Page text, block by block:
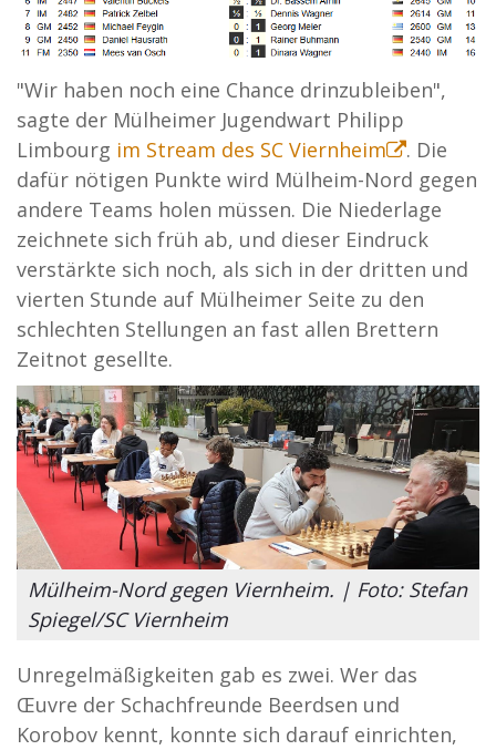
"Wir haben noch eine Chance drinzubleiben",
sagte der Mülheimer Jugendwart Philipp
Limbourg im Stream des SC Viernheim
. Die
dafür nötigen Punkte wird Mülheim-Nord gegen
andere Teams holen müssen. Die Niederlage
zeichnete sich früh ab, und dieser Eindruck
verstärkte sich noch, als sich in der dritten und
vierten Stunde auf Mülheimer Seite zu den
schlechten Stellungen an fast allen Brettern
Zeitnot gesellte.
Mülheim-Nord gegen Viernheim. | Foto: Stefan
Spiegel/SC Viernheim
Unregelmäßigkeiten gab es zwei. Wer das
Œuvre der Schachfreunde Beerdsen und
Korobov kennt, konnte sich darauf einrichten,